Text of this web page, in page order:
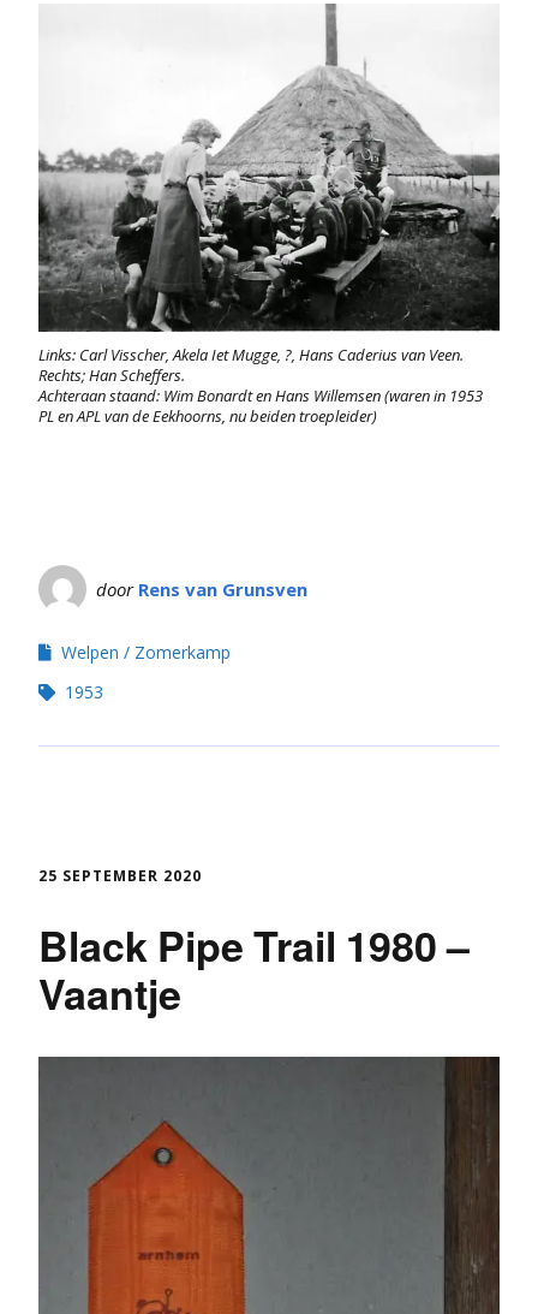
Links: Carl Visscher, Akela Iet Mugge, ?, Hans Caderius van Veen.
Rechts; Han Scheffers.
Achteraan staand: Wim Bonardt en Hans Willemsen (waren in 1953
PL en APL van de Eekhoorns, nu beiden troepleider)
door Rens van Grunsven
Welpen
Zomerkamp
1953
25 SEPTEMBER 2020
Black Pipe Trail 1980 –
Vaantje